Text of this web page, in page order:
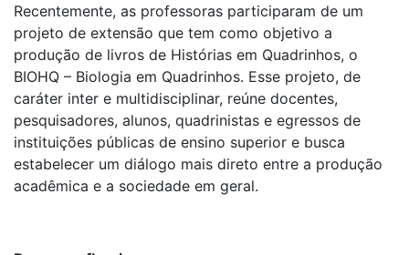
Recentemente, as professoras participaram de um
projeto de extensão que tem como objetivo a
produção de livros de Histórias em Quadrinhos, o
BIOHQ – Biologia em Quadrinhos. Esse projeto, de
caráter inter e multidisciplinar, reúne docentes,
pesquisadores, alunos, quadrinistas e egressos de
instituições públicas de ensino superior e busca
estabelecer um diálogo mais direto entre a produção
acadêmica e a sociedade em geral.